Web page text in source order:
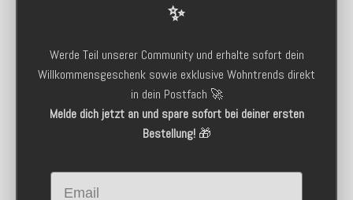
✨
Werde Teil unserer Community und erhalte sofort dein
Willkommensgeschenk sowie exklusive Wohntrends direkt
in dein Postfach 🚀
Melde dich jetzt an und spare sofort bei deiner ersten
Bestellung!🎁
Email